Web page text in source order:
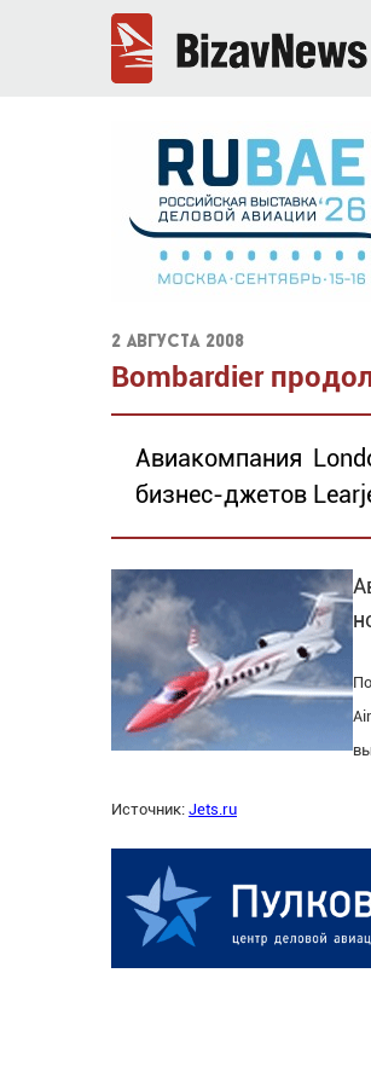
2 августа 2008
Bombardier
Авиакомпания
бизнес-джетов
Источник: Jets.ru